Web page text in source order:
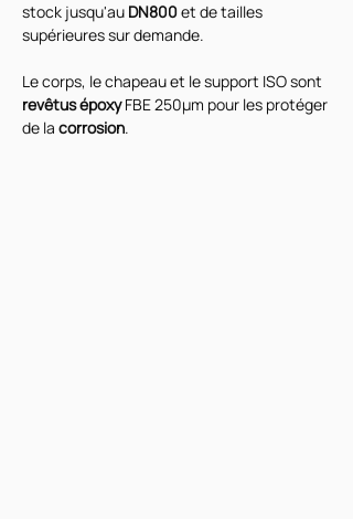
stock jusqu'au DN800 et de tailles
supérieures sur demande.
Le corps, le chapeau et le support ISO sont
revêtus époxy FBE 250µm pour les protéger
de la corrosion.